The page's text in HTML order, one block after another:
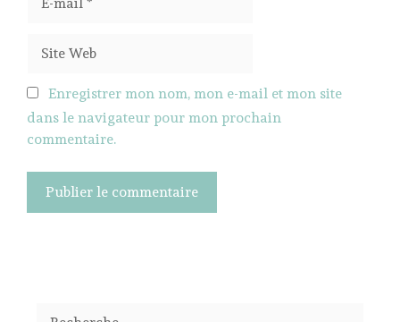
mail
Web
Enregistrer mon nom, mon e-mail et mon site
dans le navigateur pour mon prochain
commentaire.